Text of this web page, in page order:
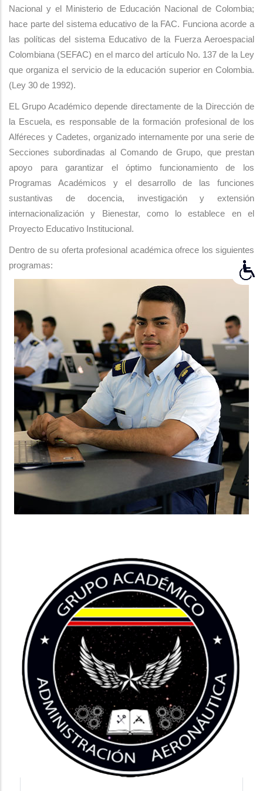
navegación
Nacional y el Ministerio de Educación Nacional de Colombia;
hace parte del sistema educativo de la FAC. Funciona acorde a
las políticas del sistema Educativo de la Fuerza Aeroespacial
Colombiana (SEFAC) en el marco del artículo No. 137 de la Ley
que organiza el servicio de la educación superior en Colombia.
(Ley 30 de 1992).
EL Grupo Académico depende directamente de la Dirección de
la Escuela, es responsable de la formación profesional de los
Alféreces y Cadetes, organizado internamente por una serie de
Secciones subordinadas al Comando de Grupo, que prestan
apoyo para garantizar el óptimo funcionamiento de los
Programas Académicos y el desarrollo de las funciones
sustantivas de docencia, investigación y extensión
internacionalización y Bienestar, como lo establece en el
Proyecto Educativo Institucional.
Dentro de su oferta profesional académica ofrece los siguientes
programas: